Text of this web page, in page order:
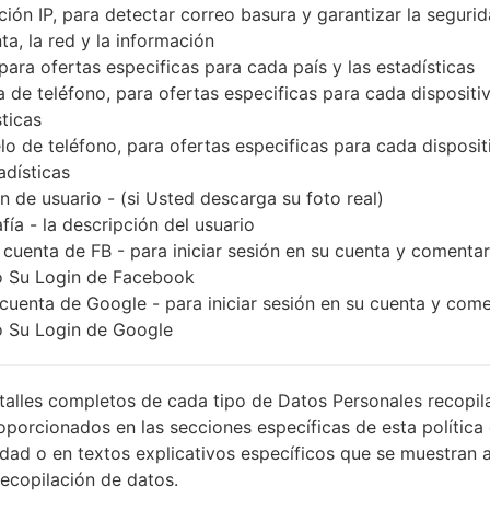
IP, para detectar correo basura y garantizar la
la red y la información
ofertas especificas para cada país y las estadísticas
de teléfono, para ofertas especificas para cada
de teléfono, para ofertas especificas para cada
de usuario - (si Usted descarga su foto real)
- la descripción del usuario
cuenta de FB - para iniciar sesión en su cuenta y comentar
Su Login de Facebook
de Google - para iniciar sesión en su cuenta y
Su Login de Google
completos de cada tipo de Datos Personales
en las secciones específicas de esta política
o en textos explicativos específicos que se muestran
de datos.